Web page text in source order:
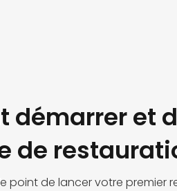
démarrer et
de
point de lancer votre premier